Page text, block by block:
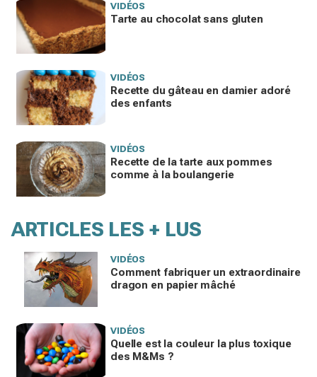
VIDÉOS
Tarte au chocolat sans gluten
VIDÉOS
Recette du gâteau en damier adoré
des enfants
VIDÉOS
Recette de la tarte aux pommes
comme à la boulangerie
ARTICLES LES + LUS
VIDÉOS
Comment fabriquer un extraordinaire
dragon en papier mâché
VIDÉOS
Quelle est la couleur la plus toxique
des M&Ms ?